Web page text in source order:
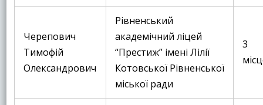
Черепович
Тимофій
Олександрович
Рівненський
академічний ліцей
“Престиж” імені Лілії
Котовської Рівненської
міської ради
3